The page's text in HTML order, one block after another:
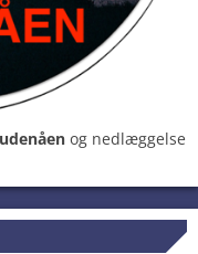
og nedlæggelse